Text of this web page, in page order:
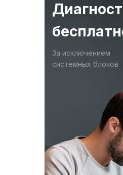
За исключением
системных блоков